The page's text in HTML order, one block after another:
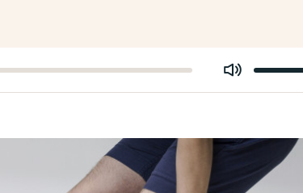
Modifier
volume